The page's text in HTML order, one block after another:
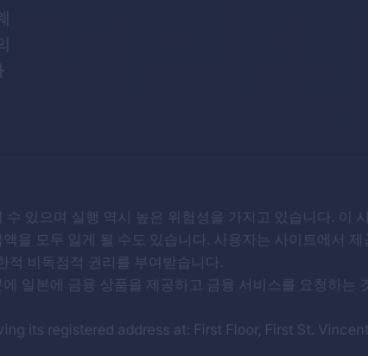
있으며 실행 역시 높은 위험성을 가지고 있습니다. 이
을 모두 잃게 될 수도 있습니다. 사용자는 사이트에서
비독점적 권리를 부여받습니다.
일본에 금융 상품을 제공하고 금융 서비스를 요청하는
its registered address at: First Floor, First St.